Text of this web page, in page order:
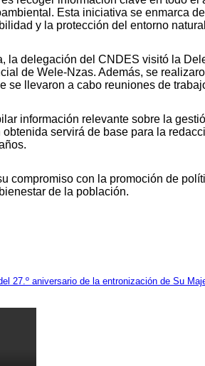
Esta iniciativa se enmarca
y la protección del entorno
la delegación del CNDES visitó la
de Wele-Nzas. Además, se
se llevaron a cabo reuniones de
información relevante sobre la
servirá de base para la
compromiso con la promoción de
de la población.
27.º aniversario de la entronización de Su